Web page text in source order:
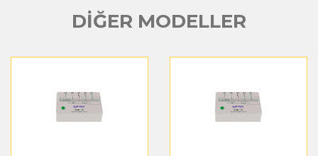
DİĞER MODELLER